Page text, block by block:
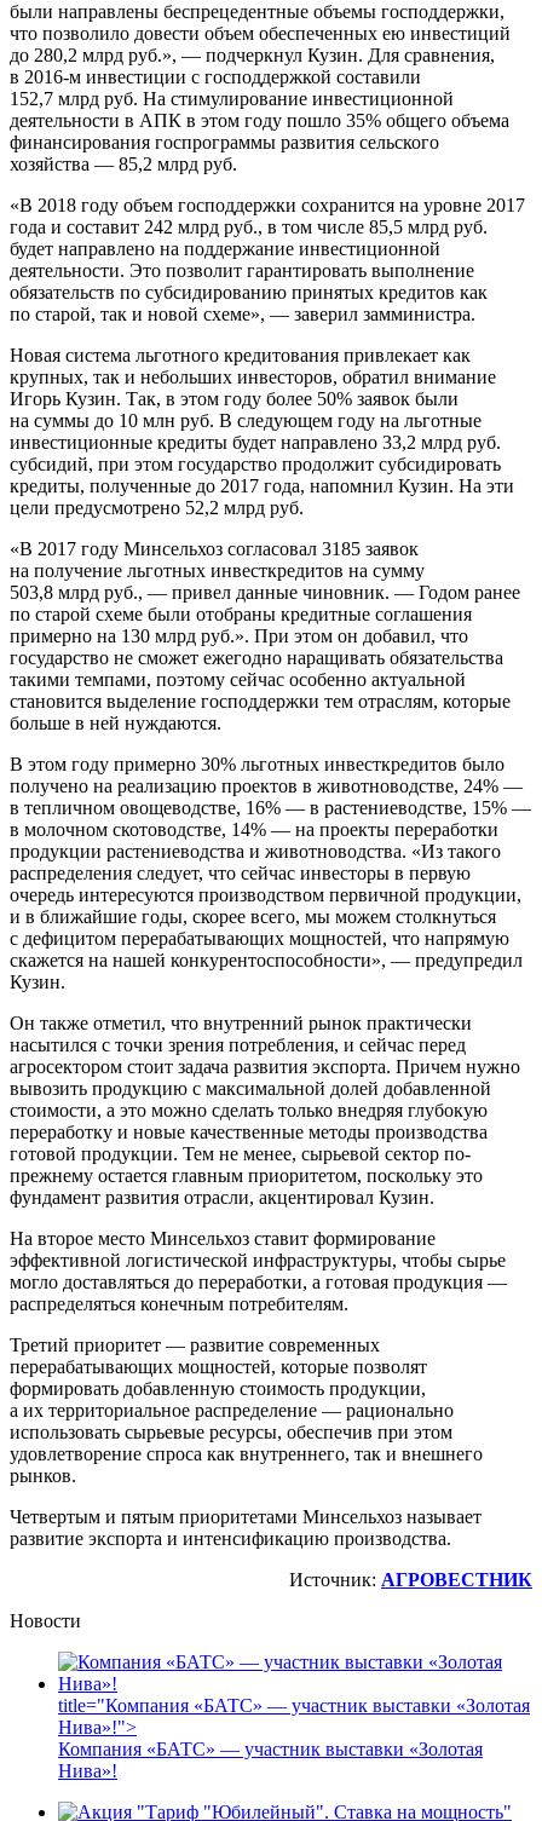
были направлены беспрецедентные объемы господдержки,
что позволило довести объем обеспеченных ею инвестиций
до 280,2 млрд руб.», — подчеркнул Кузин. Для сравнения,
в 2016-м инвестиции с господдержкой составили
152,7 млрд руб. На стимулирование инвестиционной
деятельности в АПК в этом году пошло 35% общего объема
финансирования госпрограммы развития сельского
хозяйства — 85,2 млрд руб.
«В 2018 году объем господдержки сохранится на уровне 2017
года и составит 242 млрд руб., в том числе 85,5 млрд руб.
будет направлено на поддержание инвестиционной
деятельности. Это позволит гарантировать выполнение
обязательств по субсидированию принятых кредитов как
по старой, так и новой схеме», — заверил замминистра.
Новая система льготного кредитования привлекает как
крупных, так и небольших инвесторов, обратил внимание
Игорь Кузин. Так, в этом году более 50% заявок были
на суммы до 10 млн руб. В следующем году на льготные
инвестиционные кредиты будет направлено 33,2 млрд руб.
субсидий, при этом государство продолжит субсидировать
кредиты, полученные до 2017 года, напомнил Кузин. На эти
цели предусмотрено 52,2 млрд руб.
«В 2017 году Минсельхоз согласовал 3185 заявок
на получение льготных инвесткредитов на сумму
503,8 млрд руб., — привел данные чиновник. — Годом ранее
по старой схеме были отобраны кредитные соглашения
примерно на 130 млрд руб.». При этом он добавил, что
государство не сможет ежегодно наращивать обязательства
такими темпами, поэтому сейчас особенно актуальной
становится выделение господдержки тем отраслям, которые
больше в ней нуждаются.
В этом году примерно 30% льготных инвесткредитов было
получено на реализацию проектов в животноводстве, 24% —
в тепличном овощеводстве, 16% — в растениеводстве, 15% —
в молочном скотоводстве, 14% — на проекты переработки
продукции растениеводства и животноводства. «Из такого
распределения следует, что сейчас инвесторы в первую
очередь интересуются производством первичной продукции,
и в ближайшие годы, скорее всего, мы можем столкнуться
с дефицитом перерабатывающих мощностей, что напрямую
скажется на нашей конкурентоспособности», — предупредил
Кузин.
Он также отметил, что внутренний рынок практически
насытился с точки зрения потребления, и сейчас перед
агросектором стоит задача развития экспорта. Причем нужно
вывозить продукцию с максимальной долей добавленной
стоимости, а это можно сделать только внедряя глубокую
переработку и новые качественные методы производства
готовой продукции. Тем не менее, сырьевой сектор по-
прежнему остается главным приоритетом, поскольку это
фундамент развития отрасли, акцентировал Кузин.
На второе место Минсельхоз ставит формирование
эффективной логистической инфраструктуры, чтобы сырье
могло доставляться до переработки, а готовая продукция —
распределяться конечным потребителям.
Третий приоритет — развитие современных
перерабатывающих мощностей, которые позволят
формировать добавленную стоимость продукции,
а их территориальное распределение — рационально
использовать сырьевые ресурсы, обеспечив при этом
удовлетворение спроса как внутреннего, так и внешнего
рынков.
Четвертым и пятым приоритетами Минсельхоз называет
развитие экспорта и интенсификацию производства.
Источник: АГРОВЕСТНИК
Новости
title="Компания «БАТС» — участник выставки «Золотая
Нива»!">
Компания «БАТС» — участник выставки «Золотая
Нива»!